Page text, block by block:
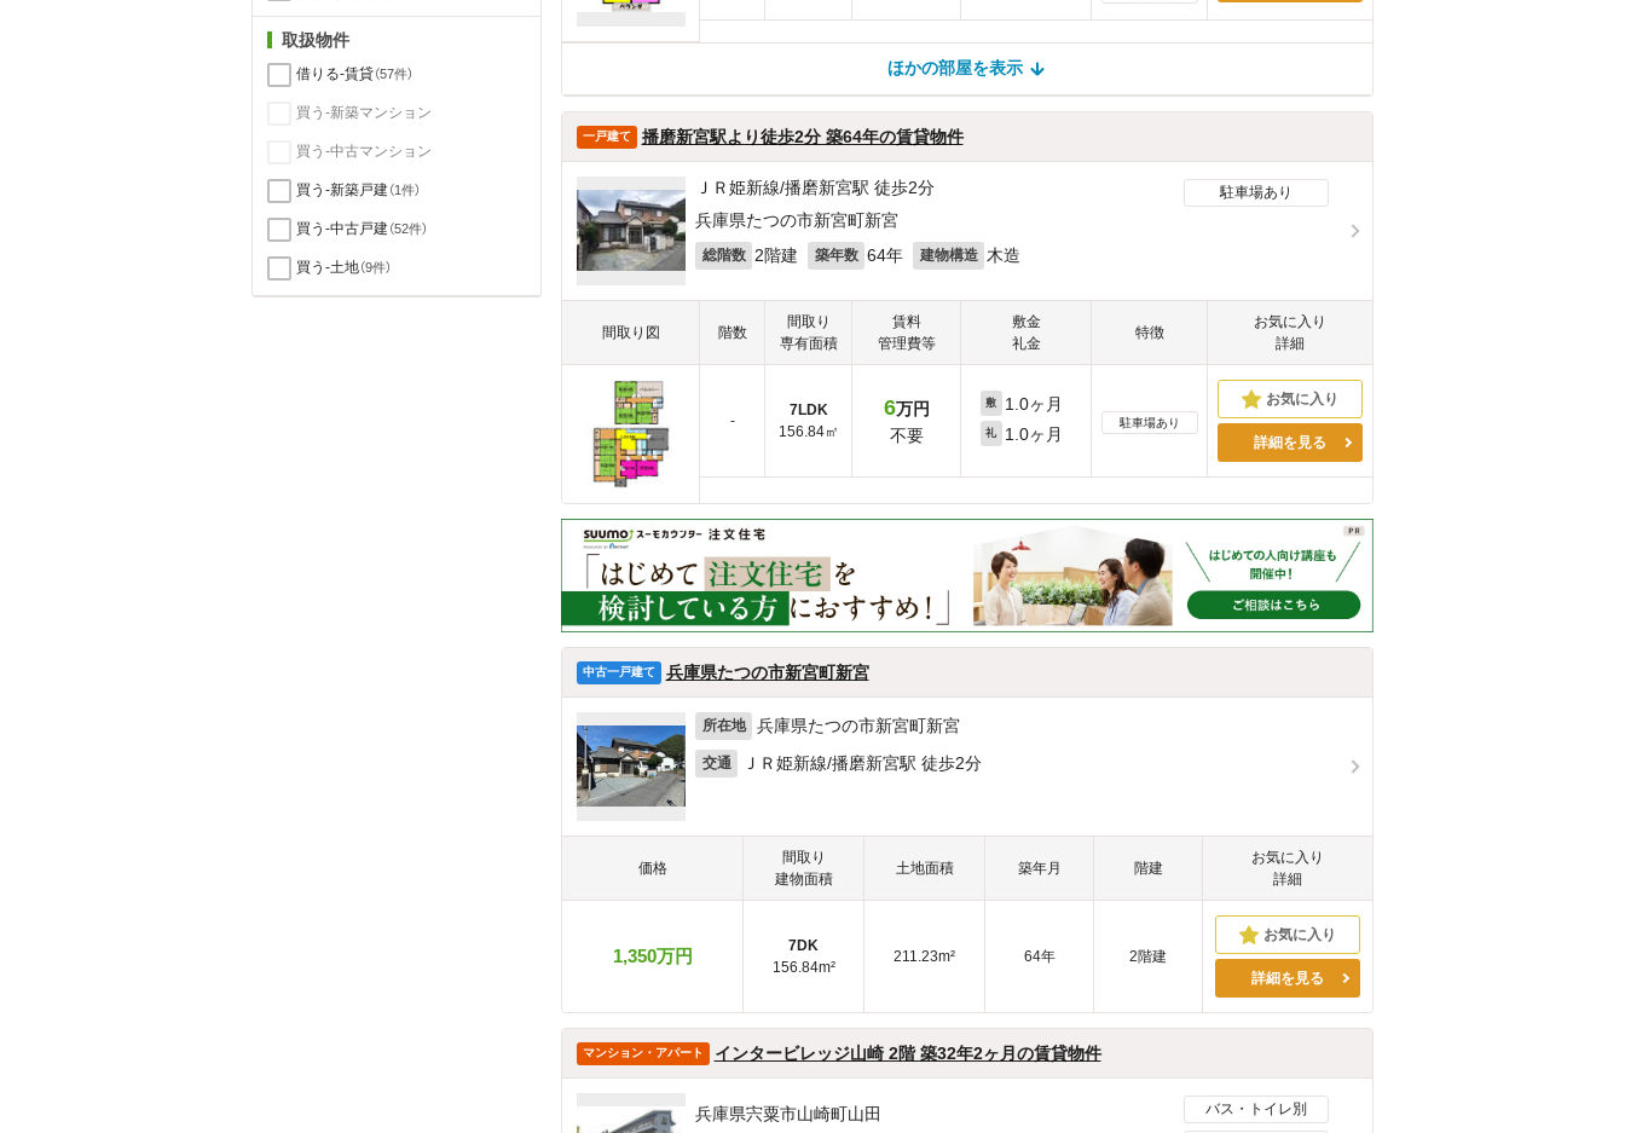
ほかの部屋を表示
ほかの部屋は見つかりませんでした
一戸建て 播磨新宮駅より徒歩2分 築64年の賃貸物件
ＪＲ姫新線/播磨新宮駅 徒歩2分
兵庫県たつの市新宮町新宮
総階数 2階建 築年数 64年 建物構造 木造
駐車場あり
間取り図 階数
間取り
専有面積
賃料
管理費等
敷金
礼金
特徴
お気に入り
詳細
-
7LDK
156.84㎡
6万円
不要
敷 1.0ヶ月
礼 1.0ヶ月
駐車場あり
詳細を見る
中古一戸建て 兵庫県たつの市新宮町新宮
所在地 兵庫県たつの市新宮町新宮
交通 ＪＲ姫新線/播磨新宮駅 徒歩2分
価格
間取り
建物面積
土地面積 築年月 階建
お気に入り
詳細
1,350万円
7DK
156.84m²
211.23m² 64年
2階建
詳細を見る
マンション・アパート インタービレッジ山崎 2階 築32年2ヶ月の賃貸物件
兵庫県宍粟市山崎町山田 バス・トイレ別
取扱物件
借りる-賃貸（57件）
買う-新築マンション
買う-中古マンション
買う-新築戸建（1件）
買う-中古戸建（52件）
買う-土地（9件）